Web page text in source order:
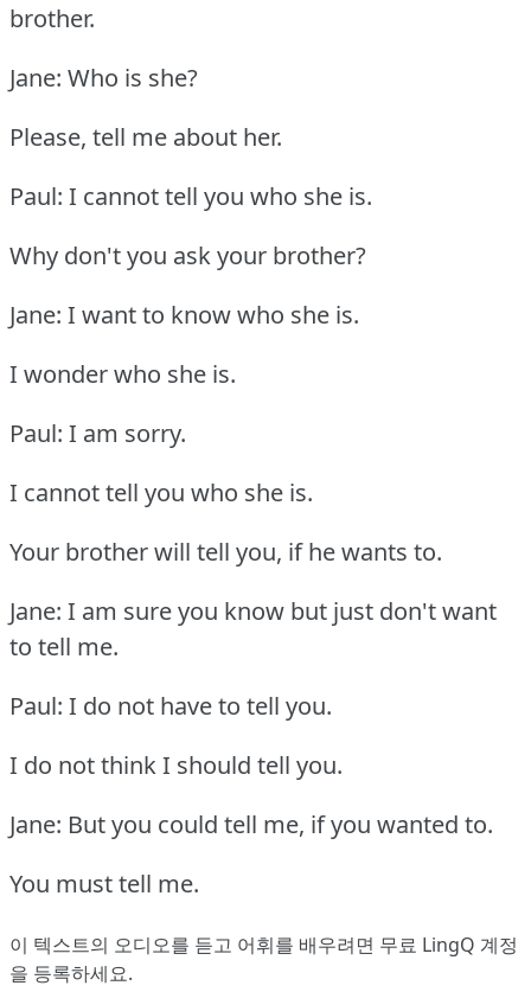
brother.
Jane: Who is she?
Please, tell me about her.
Paul: I cannot tell you who she is.
Why don't you ask your brother?
Jane: I want to know who she is.
I wonder who she is.
Paul: I am sorry.
I cannot tell you who she is.
Your brother will tell you, if he wants to.
Jane: I am sure you know but just don't want
to tell me.
Paul: I do not have to tell you.
I do not think I should tell you.
Jane: But you could tell me, if you wanted to.
You must tell me.
이 텍스트의 오디오를 듣고 어휘를 배우려면 무료 LingQ 계정
을 등록하세요.